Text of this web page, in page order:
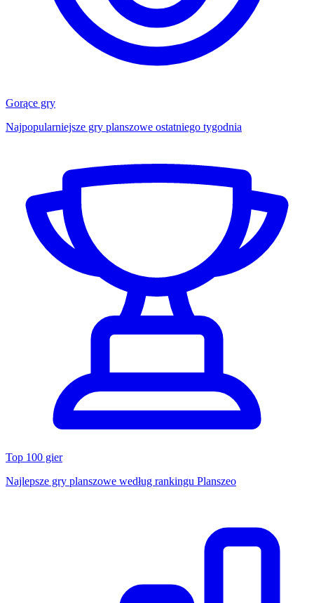
Gorące gry
Najpopularniejsze gry planszowe ostatniego tygodnia
Top 100 gier
Najlepsze gry planszowe według rankingu Planszeo